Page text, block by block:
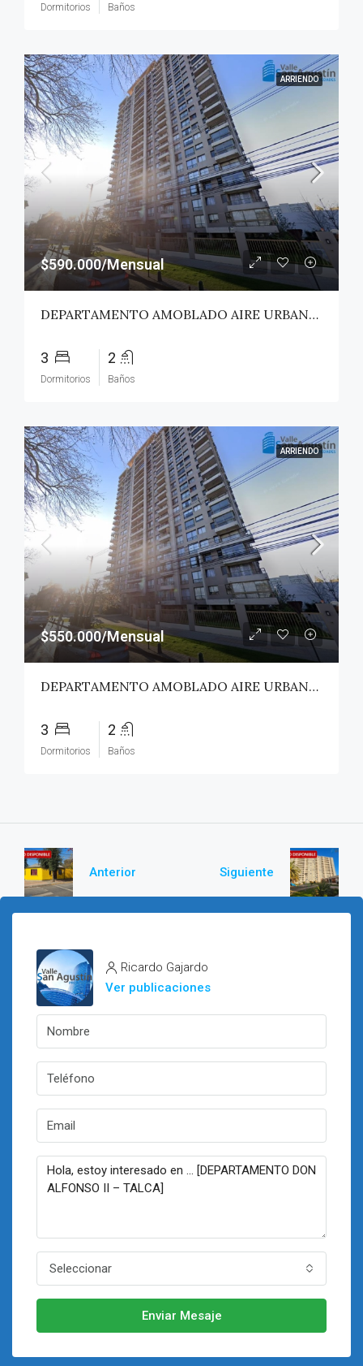
Dormitorios Baños
ARRIENDO
$590.000/Mensual
DEPARTAMENTO AMOBLADO AIRE URBANO (PAZ) – TALCA
3
Dormitorios
2
Baños
ARRIENDO
$550.000/Mensual
DEPARTAMENTO AMOBLADO AIRE URBANO (PAZ) – TALCA
3
Dormitorios
2
Baños
Anterior Siguiente
Ricardo Gajardo
Ver publicaciones
Seleccionar
Enviar Mesaje